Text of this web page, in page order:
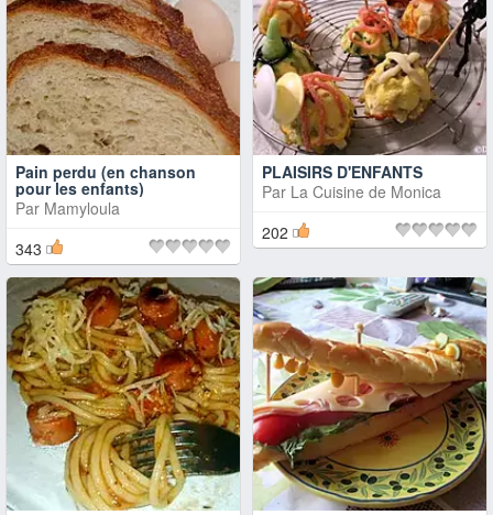
Pain perdu (en chanson
pour les enfants)
Par Mamyloula
343
PLAISIRS D'ENFANTS
Par La Cuisine de Monica
202